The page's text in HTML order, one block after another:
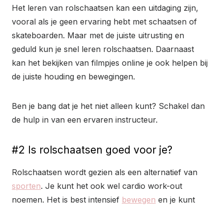
Het leren van rolschaatsen kan een uitdaging zijn,
vooral als je geen ervaring hebt met schaatsen of
skateboarden. Maar met de juiste uitrusting en
geduld kun je snel leren rolschaatsen. Daarnaast
kan het bekijken van filmpjes online je ook helpen bij
de juiste houding en bewegingen.
Ben je bang dat je het niet alleen kunt? Schakel dan
de hulp in van een ervaren instructeur.
#2 Is rolschaatsen goed voor je?
Rolschaatsen wordt gezien als een alternatief van
sporten. Je kunt het ook wel cardio work-out
noemen. Het is best intensief bewegen en je kunt